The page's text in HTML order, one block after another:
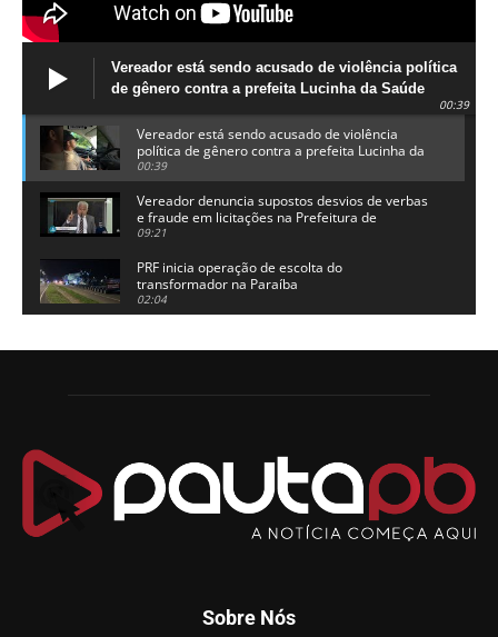
Vereador está sendo acusado de violência política
de gênero contra a prefeita Lucinha da Saúde
00:39
Vereador está sendo acusado de violência
política de gênero contra a prefeita Lucinha da
Saúde
00:39
Vereador denuncia supostos desvios de verbas
e fraude em licitações na Prefeitura de
Alhandra
09:21
PRF inicia operação de escolta do
transformador na Paraíba
02:04
candidatura a governador da Paraíba
Chapa dos sonhos: Cícero agradece a Galdino,
Arthur Lira parabeniza Karla Pimentel por sua
reeleição em Conde
00:23
Aguinaldo Ribeiro destaca apoio do PP a Hugo
preso e faz vídeo na cadeia
Sobre Nós